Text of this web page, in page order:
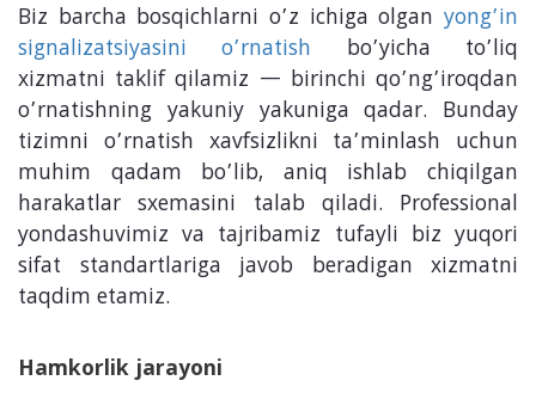
Biz barcha bosqichlarni o’z ichiga olgan yong’in
signalizatsiyasini o’rnatish bo’yicha to’liq
xizmatni taklif qilamiz — birinchi qo’ng’iroqdan
o’rnatishning yakuniy yakuniga qadar. Bunday
tizimni o’rnatish xavfsizlikni ta’minlash uchun
muhim qadam bo’lib, aniq ishlab chiqilgan
harakatlar sxemasini talab qiladi. Professional
yondashuvimiz va tajribamiz tufayli biz yuqori
sifat standartlariga javob beradigan xizmatni
taqdim etamiz.
Hamkorlik jarayoni